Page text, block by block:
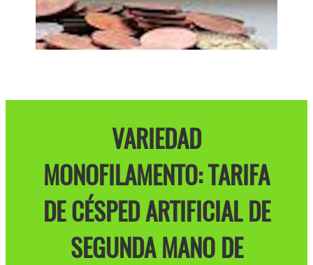
VARIEDAD
MONOFILAMENTO: TARIFA
DE CÉSPED ARTIFICIAL DE
SEGUNDA MANO DE